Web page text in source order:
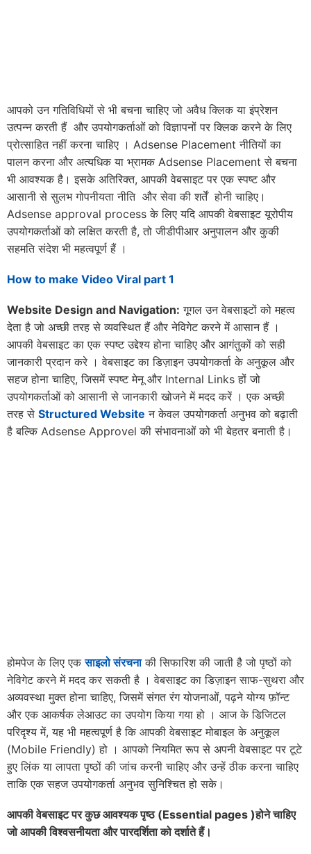
आपको उन गतिविधियों से भी बचना चाहिए जो अवैध क्लिक या इंप्रेशन
उत्पन्न करती हैं और उपयोगकर्ताओं को विज्ञापनों पर क्लिक करने के लिए
प्रोत्साहित नहीं करना चाहिए । Adsense Placement नीतियों का
पालन करना और अत्यधिक या भ्रामक Adsense Placement से बचना
भी आवश्यक है। इसके अतिरिक्त, आपकी वेबसाइट पर एक स्पष्ट और
आसानी से सुलभ गोपनीयता नीति और सेवा की शर्तें होनी चाहिए।
Adsense approval process के लिए यदि आपकी वेबसाइट यूरोपीय
उपयोगकर्ताओं को लक्षित करती है, तो जीडीपीआर अनुपालन और कुकी
सहमति संदेश भी महत्वपूर्ण हैं ।
How to make Video Viral part 1
Website Design and Navigation: गूगल उन वेबसाइटों को महत्व
देता है जो अच्छी तरह से व्यवस्थित हैं और नेविगेट करने में आसान हैं ।
आपकी वेबसाइट का एक स्पष्ट उद्देश्य होना चाहिए और आगंतुकों को सही
जानकारी प्रदान करे । वेबसाइट का डिज़ाइन उपयोगकर्ता के अनुकूल और
सहज होना चाहिए, जिसमें स्पष्ट मेनू और Internal Links हों जो
उपयोगकर्ताओं को आसानी से जानकारी खोजने में मदद करें । एक अच्छी
तरह से Structured Website न केवल उपयोगकर्ता अनुभव को बढ़ाती
है बल्कि Adsense Approvel की संभावनाओं को भी बेहतर बनाती है।
होमपेज के लिए एकसाइलो संरचनाकी सिफारिश की जाती है जो पृष्ठों को
नेविगेट करने में मदद कर सकती है । वेबसाइट का डिज़ाइन साफ-सुथरा और
अव्यवस्था मुक्त होना चाहिए, जिसमें संगत रंग योजनाओं, पढ़ने योग्य फ़ॉन्ट
और एक आकर्षक लेआउट का उपयोग किया गया हो । आज के डिजिटल
परिदृश्य में, यह भी महत्वपूर्ण है कि आपकी वेबसाइट मोबाइल के अनुकूल
(Mobile Friendly) हो । आपको नियमित रूप से अपनी वेबसाइट पर टूटे
हुए लिंक या लापता पृष्ठों की जांच करनी चाहिए और उन्हें ठीक करना चाहिए
ताकि एक सहज उपयोगकर्ता अनुभव सुनिश्चित हो सके।
आपकी वेबसाइट पर कुछ आवश्यक पृष्ठ (Essential pages )होने चाहिए
जो आपकी विश्वसनीयता और पारदर्शिता को दर्शाते हैं।